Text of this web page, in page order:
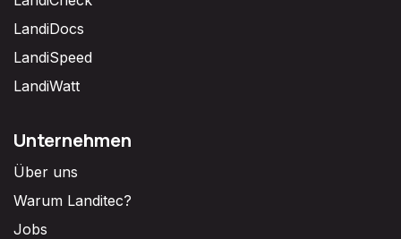
LandiDocs
LandiSpeed
LandiWatt
Unternehmen
Über uns
Warum Landitec?
Jobs